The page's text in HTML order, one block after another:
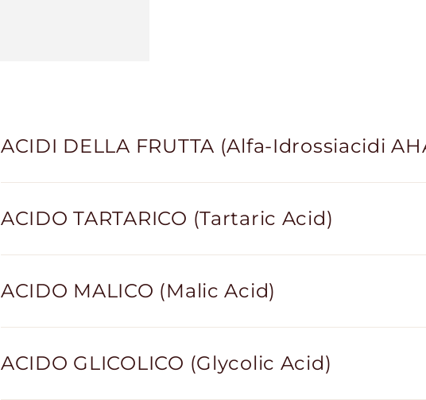
ACIDI DELLA FRUTTA (Alfa-Idrossiacidi
ACIDO TARTARICO (Tartaric Acid)
ACIDO MALICO (Malic Acid)
ACIDO GLICOLICO (Glycolic Acid)